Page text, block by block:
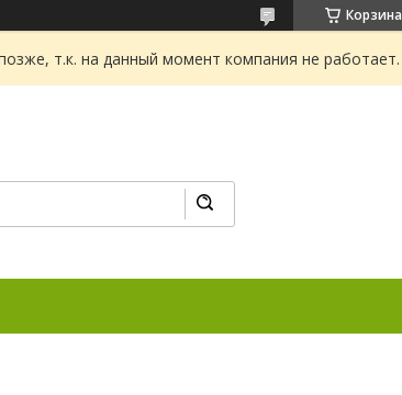
Корзина
т.к. на данный момент компания не работает.